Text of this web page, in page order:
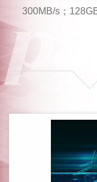
300MB/s；